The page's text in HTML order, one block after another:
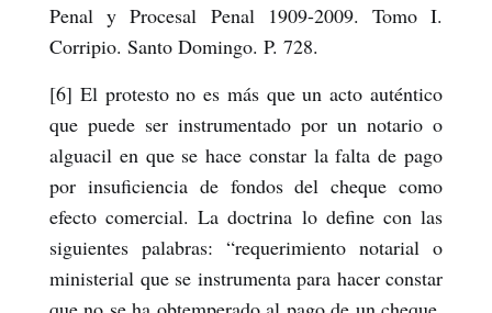
Penal y Procesal Penal 1909-2009. Tomo I.
Corripio. Santo Domingo. P. 728.
[6] El protesto no es más que un acto auténtico
que puede ser instrumentado por un notario o
alguacil en que se hace constar la falta de pago
por insuficiencia de fondos del cheque como
efecto comercial. La doctrina lo define con las
siguientes palabras: “requerimiento notarial o
ministerial que se instrumenta para hacer constar